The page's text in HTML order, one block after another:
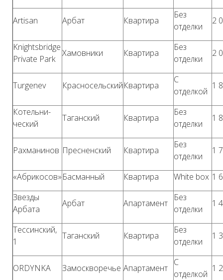
Artisan Арбат Квартира
Без
отделки
2
Knightsbridge
Private Park
Хамовники Квартира
Без
отделки
2
Turgenev КрасносельскийКвартира
С
отделкой
1
Котельни-
ческий
Таганский Квартира
Без
отделки
1
Рахманинов Пресненский Квартира
Без
отделки
1
«Абрикосов»Басманный Квартира White box 1
Звезды
Арбата
Арбат Апартамент
Без
отделки
1
Тессинский,
1
Таганский Квартира
Без
отделки
1
ORDYNKA Замоскворечье Апартамент
С
отделкой
1